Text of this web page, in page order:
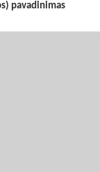
pavadinimas